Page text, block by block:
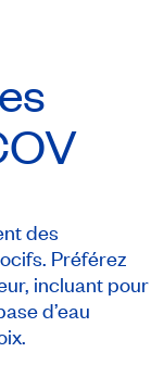
des
Préférez
incluant pour
d’eau